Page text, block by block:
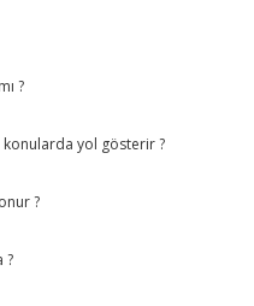
?
konularda yol gösterir ?
?
?